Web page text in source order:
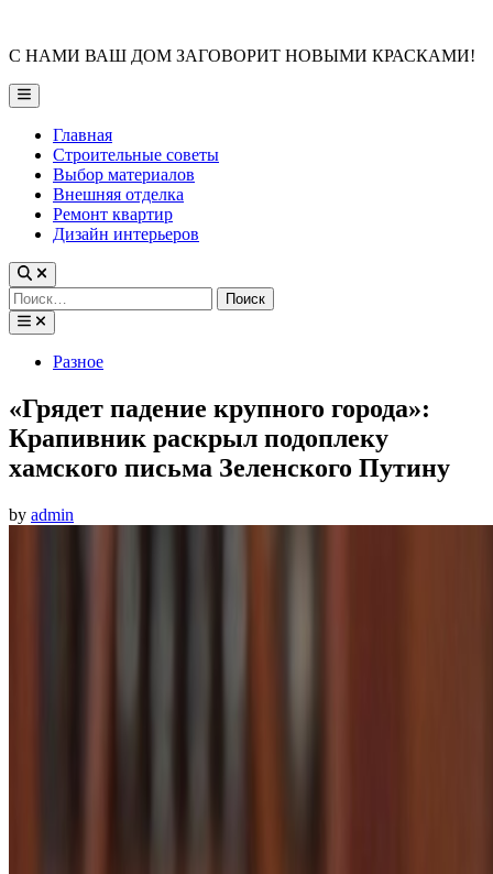
content
С НАМИ ВАШ ДОМ ЗАГОВОРИТ НОВЫМИ КРАСКАМИ!
Main
Menu
Главная
Строительные советы
Выбор материалов
Внешняя отделка
Ремонт квартир
Дизайн интерьеров
Найти:
PostedРазное
«Грядет падение крупного города»:
Крапивник раскрыл подоплеку
хамского письма Зеленского Путину
by admin